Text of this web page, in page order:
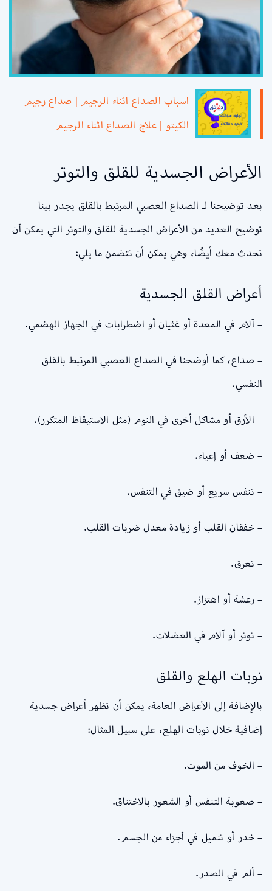
اسباب الصداع اثناء الرجيم | صداع رجيم
الكيتو | علاج الصداع اثناء الرجيم
الأعراض الجسدية للقلق والتوتر
بعد توضيحنا لـ الصداع العصبي المرتبط بالقلق يجدر بينا
توضيح العديد من الأعراض الجسدية للقلق والتوتر التي يمكن أن
تحدث معك أيضًا، وهي يمكن أن تتضمن ما يلي:
أعراض القلق الجسدية
– آلام في المعدة أو غثيان أو اضطرابات في الجهاز الهضمي.
– صداع، كما أوضحنا في الصداع العصبي المرتبط بالقلق
النفسي.
– الأرق أو مشاكل أخرى في النوم (مثل الاستيقاظ المتكرر).
– ضعف أو إعياء.
– تنفس سريع أو ضيق في التنفس.
– خفقان القلب أو زيادة معدل ضربات القلب.
– تعرق.
– رعشة أو اهتزاز.
– توتر أو آلام في العضلات.
نوبات الهلع والقلق
بالإضافة إلى الأعراض العامة، يمكن أن تظهر أعراض جسدية
إضافية خلال نوبات الهلع، على سبيل المثال:
– الخوف من الموت.
– صعوبة التنفس أو الشعور بالاختناق.
– خدر أو تنميل في أجزاء من الجسم.
– ألم في الصدر.